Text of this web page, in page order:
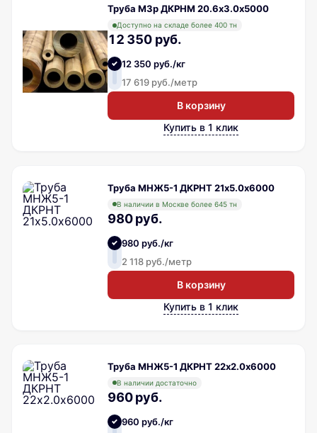
Труба М3р ДКРНМ 20.6х3.0х5000
Доступно на складе более 400 тн
12 350 руб.
12 350 руб./кг
17 619 руб./метр
В корзину
Купить в 1 клик
Труба МНЖ5-1 ДКРНТ 21х5.0х6000
В наличии в Москве более 645 тн
980 руб.
980 руб./кг
2 118 руб./метр
В корзину
Купить в 1 клик
Труба МНЖ5-1 ДКРНТ 22х2.0х6000
В наличии достаточно
960 руб.
960 руб./кг